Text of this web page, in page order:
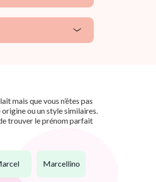
mais que vous n’êtes pas
ou un style similaires.
trouver le prénom parfait
marcel marcellino